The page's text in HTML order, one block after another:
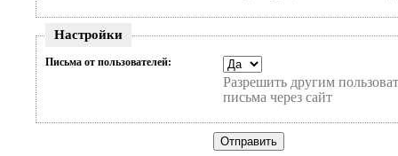
Настройки
Письма от пользователей:
Разрешить другим
письма через сайт